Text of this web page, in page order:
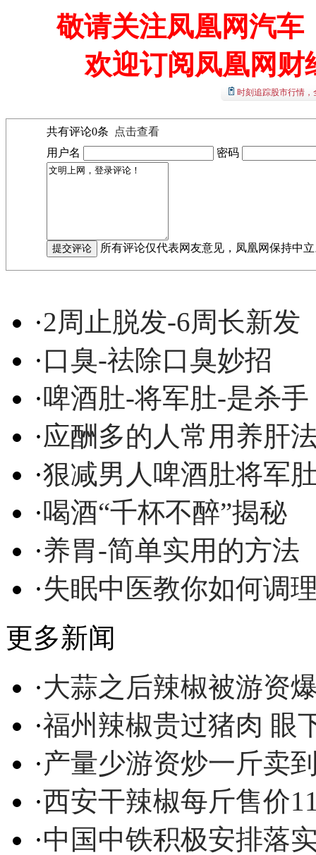
敬请关注凤凰网汽车
欢迎订阅凤凰网财
时刻追踪股市行情
共有评论0条
点击查看
用户名
密码
所有评论仅代表网友意见，凤凰网保持中
·2周止脱发-6周长新发
·口臭-祛除口臭妙招
·啤酒肚-将军肚-是杀手
·应酬多的人常用养肝
·狠减男人啤酒肚将军
·喝酒“千杯不醉”揭秘
·养胃-简单实用的方法
·失眠中医教你如何调
更多新闻
·大蒜之后辣椒被游资
·福州辣椒贵过猪肉 眼
·产量少游资炒一斤卖
·西安干辣椒每斤售价
·中国中铁积极安排落